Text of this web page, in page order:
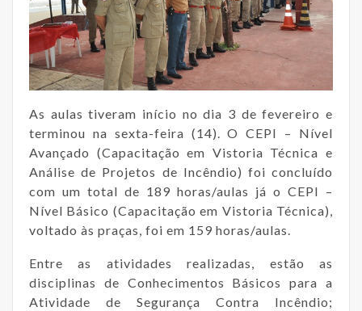
As aulas tiveram início no dia 3 de fevereiro e
terminou na sexta-feira (14). O CEPI – Nível
Avançado (Capacitação em Vistoria Técnica e
Análise de Projetos de Incêndio) foi concluído
com um total de 189 horas/aulas já o CEPI –
Nível Básico (Capacitação em Vistoria Técnica),
voltado às praças, foi em 159 horas/aulas.
Entre as atividades realizadas, estão as
disciplinas de Conhecimentos Básicos para a
Atividade de Segurança Contra Incêndio;